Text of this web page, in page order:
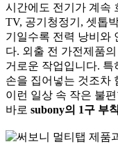
시간에도 전기가 계속
TV, 공기청정기, 셋톱
기일수록 전력 낭비와
다. 외출 전 가전제품
거로운 작업입니다.
손을 집어넣는 것조차
이런 일상 속 작은 불
바로 subony의 1구 부